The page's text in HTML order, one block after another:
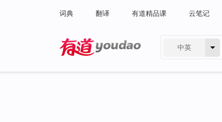
词典 翻译 有道精品课 云笔记
中英